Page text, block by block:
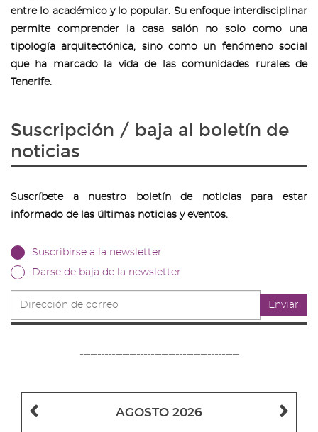
entre lo académico y lo popular. Su enfoque interdisciplinar
permite comprender la casa salón no solo como una
tipología arquitectónica, sino como un fenómeno social
que ha marcado la vida de las comunidades rurales de
Tenerife.
Suscripción / baja al boletín de
noticias
Suscríbete a nuestro boletín de noticias para estar
informado de las últimas noticias y eventos.
Suscribirse a la newsletter
Darse de baja de la newsletter
de
correo
Enviar
---------------------------------------------
Mes
Mes
AGOSTO 2026